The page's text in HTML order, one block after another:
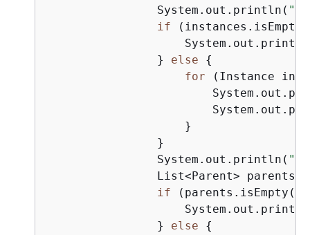
                System.out.println(
if
                }
else
{
for (Instance
                    }
                }
                System.out.println(
List<Parent> parents
if
                }
else
{